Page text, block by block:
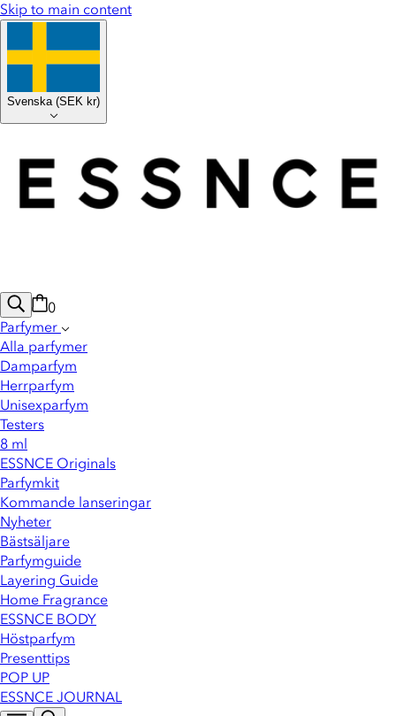
Skip to main content
Svenska (SEK kr)
0
Parfymer
Alla parfymer
Damparfym
Herrparfym
Unisexparfym
Testers
8 ml
ESSNCE Originals
Parfymkit
Kommande lanseringar
Nyheter
Bästsäljare
Parfymguide
Layering Guide
Home Fragrance
ESSNCE BODY
Höstparfym
Presenttips
POP UP
ESSNCE JOURNAL